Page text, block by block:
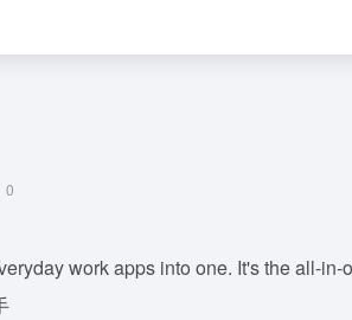
0
work apps into one. It's the all-